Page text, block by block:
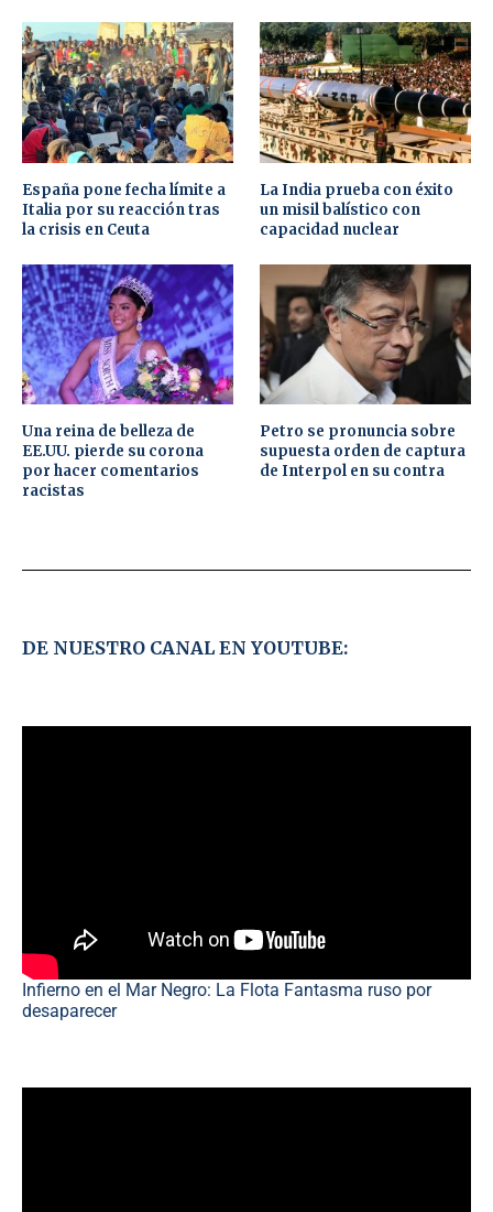
España pone fecha límite a
Italia por su reacción tras
la crisis en Ceuta
La India prueba con éxito
un misil balístico con
capacidad nuclear
Una reina de belleza de
EE.UU. pierde su corona
por hacer comentarios
racistas
Petro se pronuncia sobre
supuesta orden de captura
de Interpol en su contra
DE NUESTRO CANAL EN YOUTUBE:
Infierno en el Mar Negro: La Flota Fantasma ruso por
desaparecer